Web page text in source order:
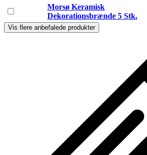
Morsø Keramisk
Dekorationsbrænde 5 Stk.
Vis flere anbefalede produkter